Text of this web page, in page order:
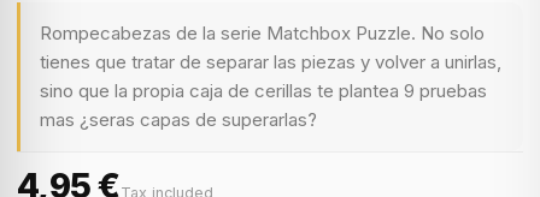
Rompecabezas de la serie Matchbox Puzzle. No solo
tienes que tratar de separar las piezas y volver a unirlas,
sino que la propia caja de cerillas te plantea 9 pruebas
mas ¿seras capas de superarlas?
4,95 €Tax included